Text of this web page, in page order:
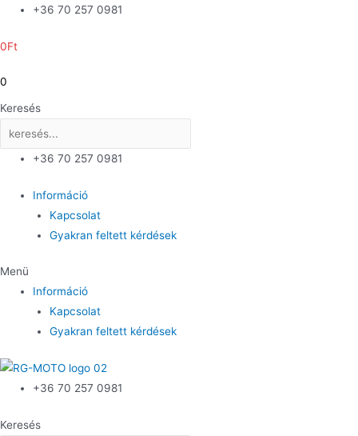
content
+36 70 257 0981
0Ft
0
Keresés
+36 70 257 0981
Információ
Kapcsolat
Gyakran feltett kérdések
Menü
Információ
Kapcsolat
Gyakran feltett kérdések
+36 70 257 0981
Keresés